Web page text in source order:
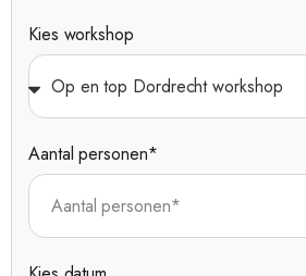
Kies workshop
Aantal personen*